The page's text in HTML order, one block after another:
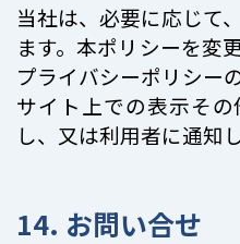
当社は、必要に応じて
ます。本ポリシーを変
プライバシーポリシー
サイト上での表示そ
し、又は利用者に通知し
14. お問い合せ